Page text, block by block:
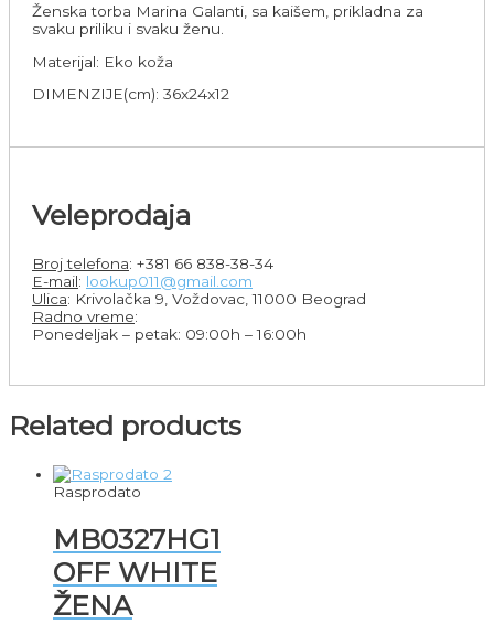
Ženska torba Marina Galanti, sa kaišem, prikladna za
svaku priliku i svaku ženu.
Materijal: Eko koža
DIMENZIJE(cm): 36x24x12
Veleprodaja
Broj telefona: +381 66 838-38-34
E-mail: lookup011@gmail.com
Ulica: Krivolačka 9, Voždovac, 11000 Beograd
Radno vreme:
Ponedeljak – petak: 09:00h – 16:00h
Related products
Rasprodato
MB0327HG1
OFF WHITE
ŽENA